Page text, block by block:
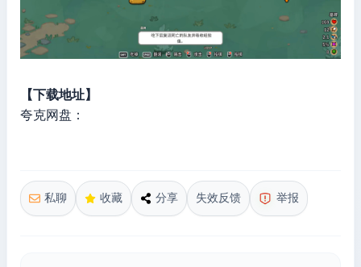
【下载地址】
夸克网盘：
私聊 收藏 分享 失效反馈 举报